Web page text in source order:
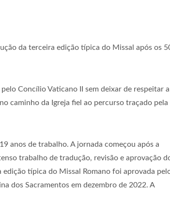
da terceira edição típica do Missal após os
Concílio Vaticano II sem deixar de respeitar a
caminho da Igreja fiel ao percurso traçado pela
anos de trabalho. A jornada começou após a
trabalho de tradução, revisão e aprovação
típica do Missal Romano foi aprovada
dos Sacramentos em dezembro de 2022. A